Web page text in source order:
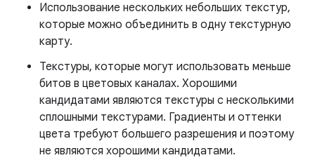
Использование нескольких небольших текстур,
которые можно объединить в одну текстурную
карту.
Текстуры, которые могут использовать меньше
битов в цветовых каналах. Хорошими
кандидатами являются текстуры с несколькими
сплошными текстурами. Градиенты и оттенки
цвета требуют большего разрешения и поэтому
не являются хорошими кандидатами.